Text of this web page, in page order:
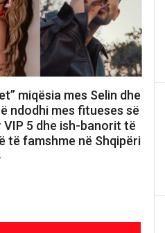
miqësia mes Selin dhe
ndodhi mes fitueses së
VIP 5 dhe ish-banorit të
të famshme në Shqipëri